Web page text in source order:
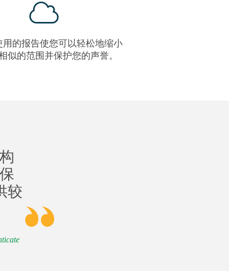
用的报告使您可以轻松地缩小
似的范围并保护您的声誉。
较